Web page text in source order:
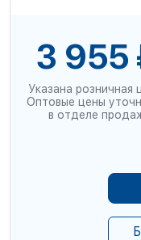
3 955
Указана розничная
Оптовые цены
в отделе